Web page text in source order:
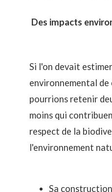
Des impacts
Si l'on devait
environnemental
pourrions retenir
moins qui
respect de la
l'environnement
Sa